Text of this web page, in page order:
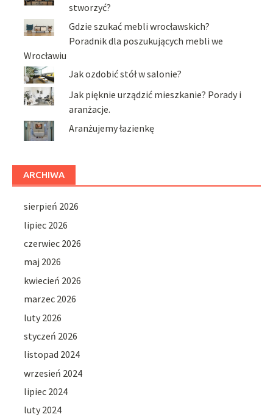
stworzyć?
Gdzie szukać mebli wrocławskich?
Poradnik dla poszukujących mebli we
Wrocławiu
Jak ozdobić stół w salonie?
Jak pięknie urządzić mieszkanie? Porady i
aranżacje.
Aranżujemy łazienkę
ARCHIWA
sierpień 2026
lipiec 2026
czerwiec 2026
maj 2026
kwiecień 2026
marzec 2026
luty 2026
styczeń 2026
listopad 2024
wrzesień 2024
lipiec 2024
luty 2024